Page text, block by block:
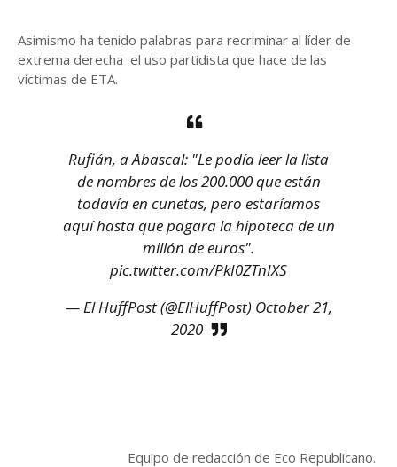
Asimismo ha tenido palabras para recriminar al líder de
extrema derecha el uso partidista que hace de las
víctimas de ETA.
Rufián, a Abascal: "Le podía leer la lista
de nombres de los 200.000 que están
todavía en cunetas, pero estaríamos
aquí hasta que pagara la hipoteca de un
millón de euros".
pic.twitter.com/PkI0ZTnIXS
— El HuffPost (@ElHuffPost) October 21,
2020
Equipo de redacción de Eco Republicano.